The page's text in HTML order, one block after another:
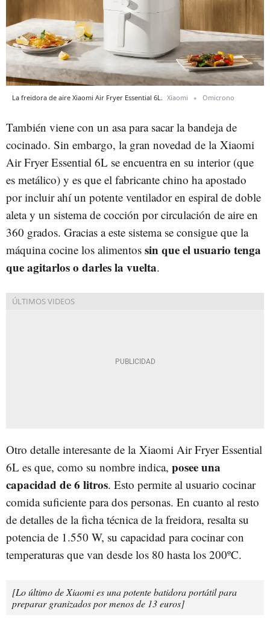
La freidora de aire Xiaomi Air Fryer Essential 6L. Xiaomi Omicrono
También viene con un asa para sacar la bandeja de
cocinado. Sin embargo, la gran novedad de la Xiaomi
Air Fryer Essential 6L se encuentra en su interior (que
es metálico) y es que el fabricante chino ha apostado
por incluir ahí un potente ventilador en espiral de doble
aleta y un sistema de cocción por circulación de aire en
360 grados. Gracias a este sistema se consigue que la
máquina cocine los alimentos sin que el usuario tenga
que agitarlos o darles la vuelta.
Otro detalle interesante de la Xiaomi Air Fryer Essential
6L es que, como su nombre indica, posee una
capacidad de 6 litros. Esto permite al usuario cocinar
comida suficiente para dos personas. En cuanto al resto
de detalles de la ficha técnica de la freidora, resalta su
potencia de 1.550 W, su capacidad para cocinar con
temperaturas que van desde los 80 hasta los 200ºC.
[Lo último de Xiaomi es una potente batidora portátil para
preparar granizados por menos de 13 euros]